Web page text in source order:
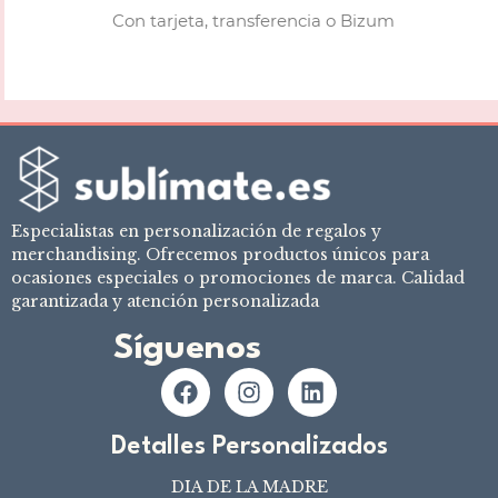
Con tarjeta, transferencia o Bizum
Especialistas en personalización de regalos y
merchandising. Ofrecemos productos únicos para
ocasiones especiales o promociones de marca. Calidad
garantizada y atención personalizada
Síguenos
Detalles Personalizados
DIA DE LA MADRE